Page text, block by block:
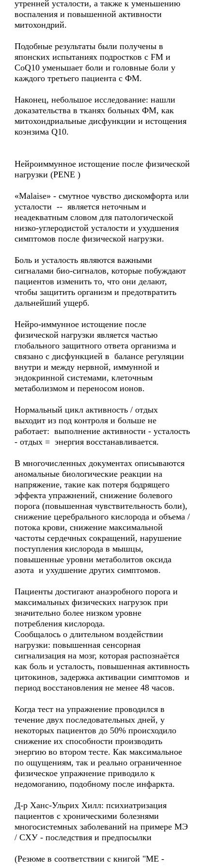
утренней усталости, а также к уменьшению
воспаления и повышенной активности
митохондрий.
Подобные результаты были получены в
японских испытаниях подростков с FM и
CoQ10 уменьшает боли и головные боли у
каждого третьего пациента с ФМ.
Наконец, небольшое исследование: нашли
доказательства в тканях больных ФМ, как
митохондриальные дисфункции и истощения
коэнзима Q10.
Нейроиммунное истощение после физической
нагрузки (PENE )
«Malaise» - смутное чувство дискомфорта или
усталости -- является неточным и
неадекватным словом для патологической
низко-углеродистой усталости и ухудшения
симптомов после физической нагрузки.
Боль и усталость являются важными
сигналами био-сигналов, которые побуждают
пациентов изменить то, что они делают,
чтобы защитить организм и предотвратить
дальнейший ущерб.
Нейро-иммунное истощение после
физической нагрузки является частью
глобального защитного ответа организма и
связано с дисфункцией в балансе регуляции
внутри и между нервной, иммунной и
эндокринной системами, клеточным
метаболизмом и переносом ионов.
Нормальный цикл активность / отдых
выходит из под контроля и больше не
работает: выполнение активности - усталость
- отдых = энергия восстанавливается.
В многочисленных документах описываются
аномальные биологические реакции на
напряжение, такие как потеря бодрящего
эффекта упражнений, снижение болевого
порога (повышенная чувствительность боли),
снижение церебрального кислорода и объема /
потока крови, снижение максимальной
частоты сердечных сокращений, нарушение
поступления кислорода в мышцы,
повышенные уровни метаболитов оксида
азота и ухудшение других симптомов.
Пациенты достигают анаэробного порога и
максимальных физических нагрузок при
значительно более низком уровне
потребления кислорода.
Сообщалось о длительном воздействии
нагрузки: повышенная сенсорная
сигнализация на мозг, которая распознаётся
как боль и усталость, повышенная активность
цитокинов, задержка активации симптомов и
период восстановления не менее 48 часов.
Когда тест на упражнение проводился в
течение двух последовательных дней, у
некоторых пациентов до 50% происходило
снижение их способности производить
энергию во втором тесте. Как максимальное
по ощущениям, так и реально ограниченное
физическое упражнение приводило к
недомоганию, подобному после инфаркта.
Д-р Ханс-Ульрих Хилл: психиатризация
пациентов с хроническими болезнями
многосистемных заболеваний на примере МЭ
/ CХУ - последствия и предпосылки
(Резюме в соответствии с книгой "ME -